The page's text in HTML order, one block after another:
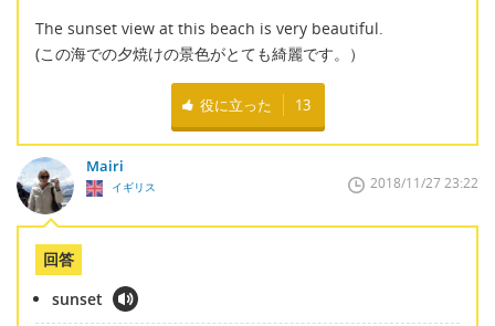
The sunset view at this beach is very beautiful.
(この海での夕焼けの景色がとても綺麗です。）
役に立った 13
Mairi
イギリス 2018/11/27 23:22
回答
sunset